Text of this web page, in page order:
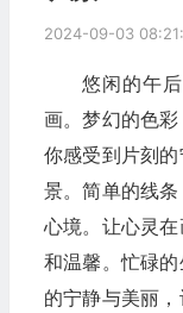
2024-09-03
悠闲的午
画。梦幻的色
你感受到片刻
景。简单的线
心境。让心灵
和温馨。忙碌
的宁静与美丽